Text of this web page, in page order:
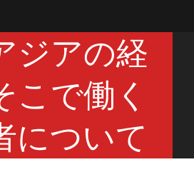
ジアの経
こで働く
について